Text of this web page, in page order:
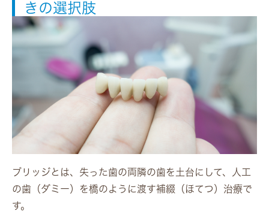
きの選択肢
ブリッジとは、失った歯の両隣の歯を土台にして、人工
の歯（ダミー）を橋のように渡す補綴（ほてつ）治療で
す。